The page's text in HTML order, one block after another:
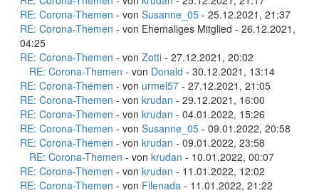
RE: Corona-Themen - von Susanne_05 - 25.12.2021, 21:37
RE: Corona-Themen - von Ehemaliges Mitglied - 26.12.2021,
04:25
RE: Corona-Themen - von Zotti - 27.12.2021, 20:02
RE: Corona-Themen - von Donald - 30.12.2021, 13:14
RE: Corona-Themen - von urmel57 - 27.12.2021, 21:05
RE: Corona-Themen - von krudan - 29.12.2021, 16:00
RE: Corona-Themen - von krudan - 04.01.2022, 15:26
RE: Corona-Themen - von Susanne_05 - 09.01.2022, 20:58
RE: Corona-Themen - von krudan - 09.01.2022, 23:58
RE: Corona-Themen - von krudan - 10.01.2022, 00:07
RE: Corona-Themen - von krudan - 11.01.2022, 12:02
RE: Corona-Themen - von Filenada - 11.01.2022, 21:22